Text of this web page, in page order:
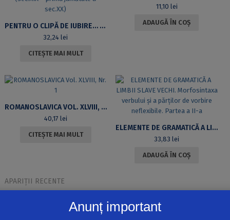
PENTRU O CLIPĂ DE IUBIRE… ANTOLOGIE DE POEZIE CEHĂ (SEC.XIX – PRIMA JUMĂTATE A SEC.XX)
32,24 lei
CITEȘTE MAI MULT
11,10 lei
ADAUGĂ ÎN COȘ
ROMANOSLAVICA VOL. XLVIII, NR. 1
40,17 lei
CITEȘTE MAI MULT
ELEMENTE DE GRAMATICĂ A LIMBII SLAVE VECHI. MORFOSINTAXA VERBULUI ȘI A PĂRȚILOR DE VORBIRE NEFLEXIBILE. PARTEA A II-A
33,83 lei
ADAUGĂ ÎN COȘ
APARIȚII RECENTE
SPORT AND HEALTH” Journal of Abstracts 2026
Anunț important